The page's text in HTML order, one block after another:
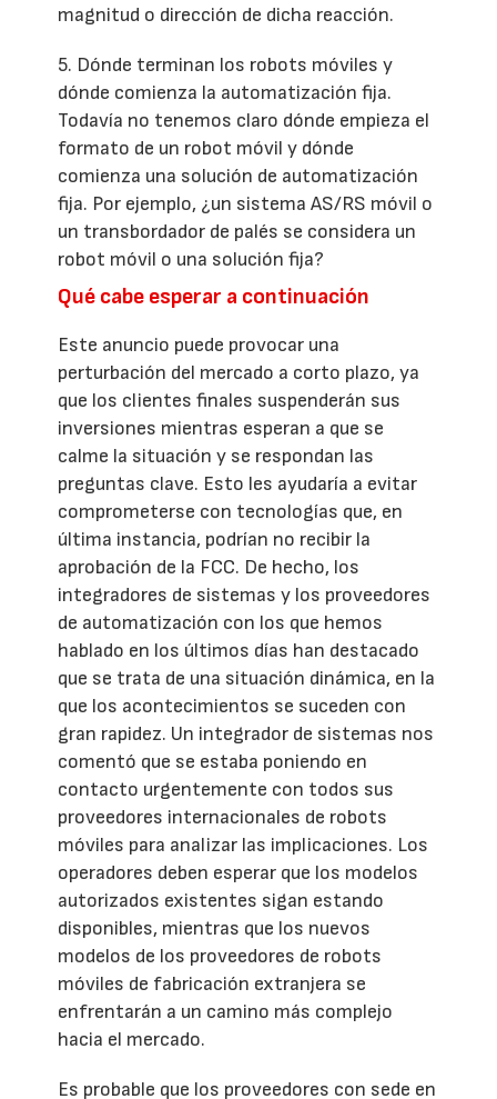
magnitud o dirección de dicha reacción.
5. Dónde terminan los robots móviles y
dónde comienza la automatización fija.
Todavía no tenemos claro dónde empieza el
formato de un robot móvil y dónde
comienza una solución de automatización
fija. Por ejemplo, ¿un sistema AS/RS móvil o
un transbordador de palés se considera un
robot móvil o una solución fija?
Qué cabe esperar a continuación
Este anuncio puede provocar una
perturbación del mercado a corto plazo, ya
que los clientes finales suspenderán sus
inversiones mientras esperan a que se
calme la situación y se respondan las
preguntas clave. Esto les ayudaría a evitar
comprometerse con tecnologías que, en
última instancia, podrían no recibir la
aprobación de la FCC. De hecho, los
integradores de sistemas y los proveedores
de automatización con los que hemos
hablado en los últimos días han destacado
que se trata de una situación dinámica, en la
que los acontecimientos se suceden con
gran rapidez. Un integrador de sistemas nos
comentó que se estaba poniendo en
contacto urgentemente con todos sus
proveedores internacionales de robots
móviles para analizar las implicaciones. Los
operadores deben esperar que los modelos
autorizados existentes sigan estando
disponibles, mientras que los nuevos
modelos de los proveedores de robots
móviles de fabricación extranjera se
enfrentarán a un camino más complejo
hacia el mercado.
Es probable que los proveedores con sede en